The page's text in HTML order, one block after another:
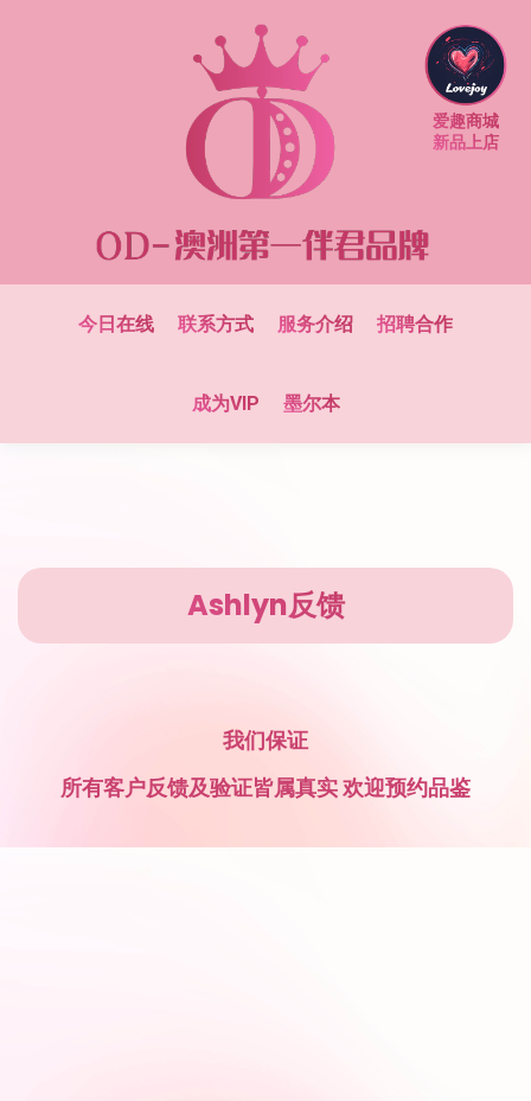
今日在线 联系方式 服务介绍 招聘合作
成为VIP 墨尔本
Ashlyn反馈
我们保证
所有客户反馈及验证皆属真实 欢迎预约品鉴
爱趣商城
新品上店